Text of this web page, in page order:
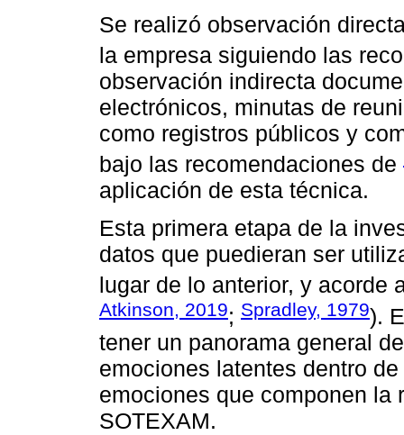
Se realizó observación
la empresa siguiendo las
observación indirecta
electrónicos, minutas de
como registros públicos y
bajo las recomendaciones de
aplicación de esta técnica.
Esta primera etapa de la
datos que puedieran ser
lugar de lo anterior, y acorde
Atkinson, 2019; Spradley, 1979).
tener un panorama general
emociones latentes dentro
emociones que componen la
SOTEXAM.